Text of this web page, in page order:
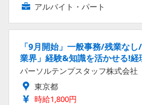
アルバイト・パート
「9月開始」一般事務/残業な
業界」経験&知識を活かせる!経
パーソルテンプスタッフ株式会社
東京都
時給1,800円